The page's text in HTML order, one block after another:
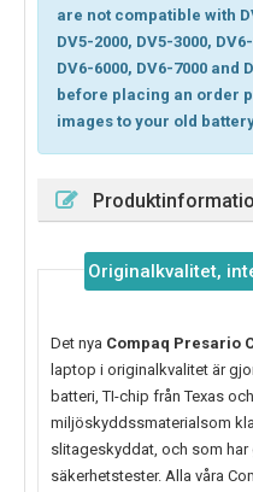
are not compatible with
DV5-2000, DV5-3000,
DV6-6000, DV6-7000 and
before placing an order
images to your old
Originalkvalitet,
Det nya Compaq Presario
laptop i originalkvalitet är
batteri, TI-chip från Texas
miljöskyddssmaterialsom
slitageskyddat, och som har
säkerhetstester. Alla våra